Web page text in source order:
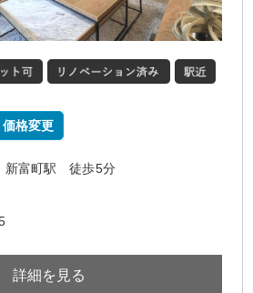
価格変更
新富町駅 徒歩5分
詳細を見る